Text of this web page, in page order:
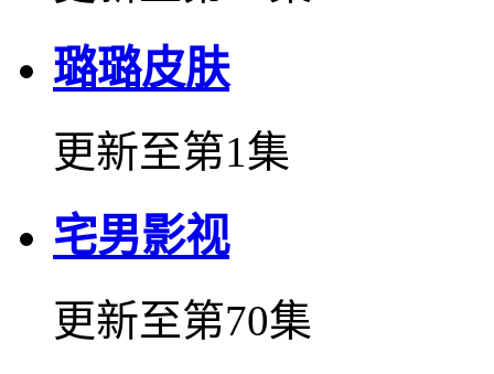
璐璐皮肤
更新至第1集
宅男影视
更新至第70集